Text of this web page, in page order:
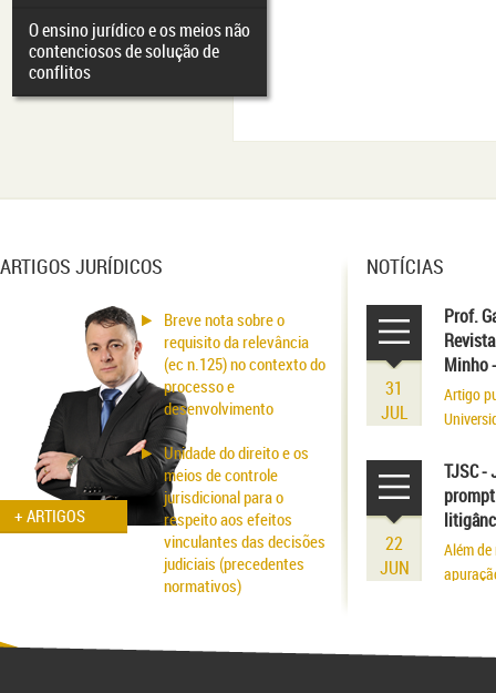
O ensino jurídico e os meios não
contenciosos de solução de
conflitos
ARTIGOS JURÍDICOS
+ ARTIGOS
Breve nota sobre o
requisito da relevância
(ec n.125) no contexto do
processo e
desenvolvimento
Unidade do direito e os
meios de controle
jurisdicional para o
respeito aos efeitos
vinculantes das decisões
judiciais (precedentes
normativos)
fraude patrimonial: da
NOTÍCIAS
31
JUL
Prof.
Minho
Artigo
22
JUN
TJSC -
Além